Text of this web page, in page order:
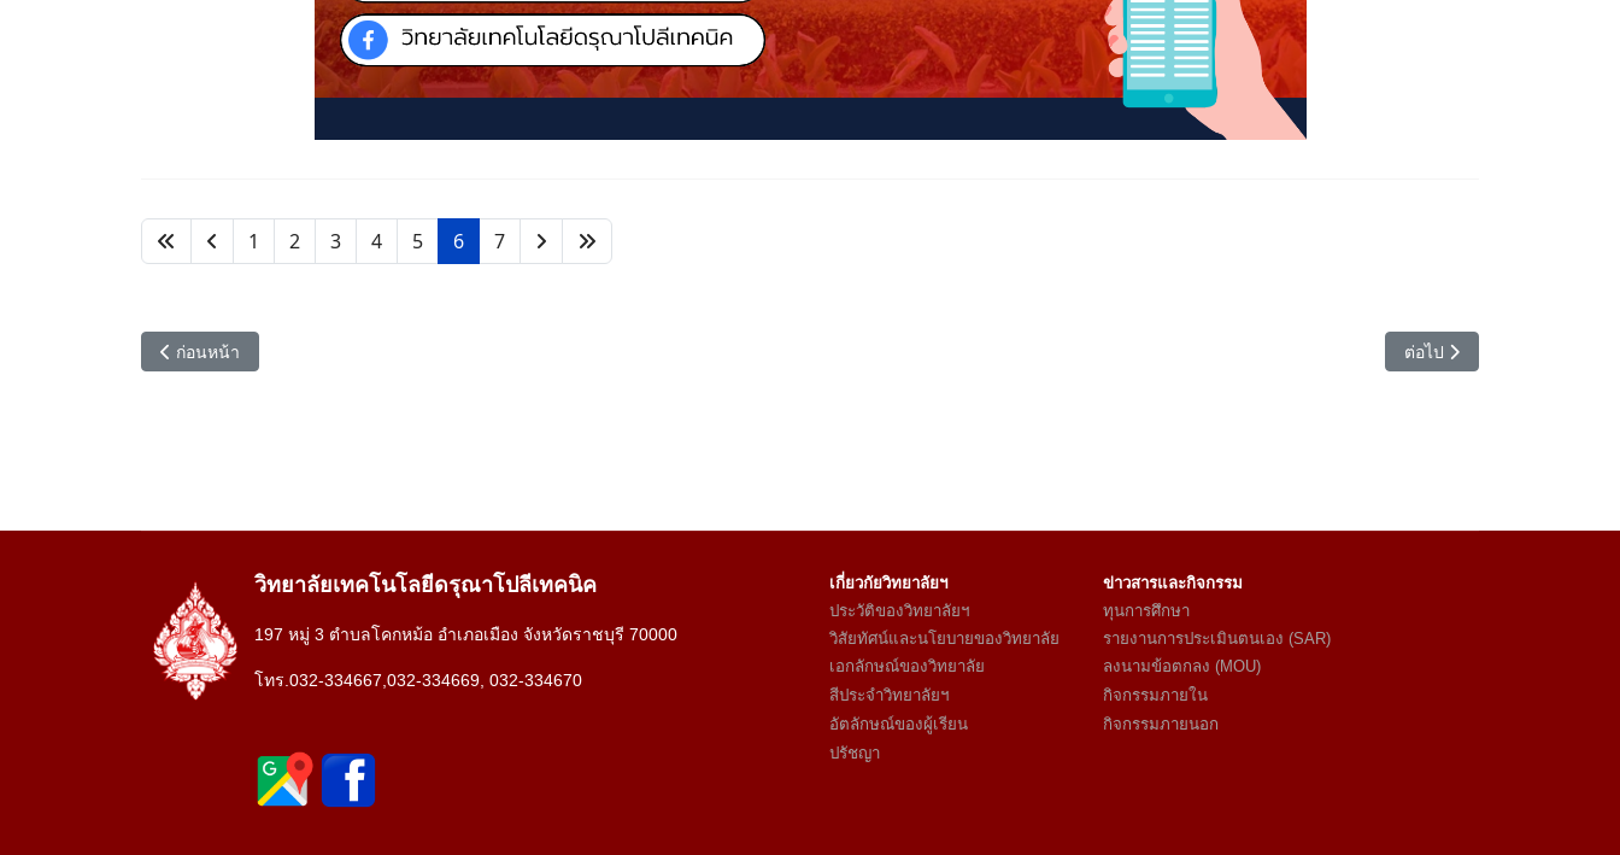
1 2 3 4 5 6 7
เนื้อหาก่อนหน้า: ปีการศึกษา 2567
ก่อนหน้า เนื้อหาถัดไป: สัญลักษณ์ สี
ต่อไป
วิทยาลัยเทคโนโลยีดรุณาโปลีเทคนิค
197 หมู่ 3 ตำบลโคกหม้อ อำเภอเมือง จังหวัดราชบุรี 70000
โทร.032-334667,032-334669, 032-334670
เกี่ยวกัยวิทยาลัยฯ
ข่าวสารและกิจกรรม
ประวัติของวิทยาลัยฯ
ทุนการศึกษา
วิสัยทัศน์และนโยบายของวิทยาลัย
รายงานการประเมินตนเอง (SAR)
เอกลักษณ์ของวิทยาลัย
ลงนามข้อตกลง (MOU)
สีประจำวิทยาลัยฯ
กิจกรรมภายใน
อัตลักษณ์ของผู้เรียน
กิจกรรมภายนอก
ปรัชญา